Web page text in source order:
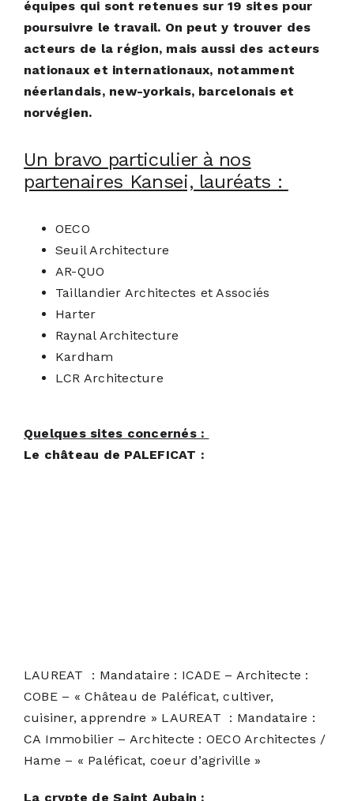
équipes qui sont retenues sur 19 sites pour
poursuivre le travail. On peut y trouver des
acteurs de la région, mais aussi des acteurs
nationaux et internationaux, notamment
néerlandais, new-yorkais, barcelonais et
norvégien.
Un bravo particulier à nos
partenaires Kansei, lauréats :
OECO
Seuil Architecture
AR-QUO
Taillandier Architectes et Associés
Harter
Raynal Architecture
Kardham
LCR Architecture
Quelques sites concernés :
Le château de PALEFICAT :
LAUREAT : Mandataire : ICADE – Architecte :
COBE – « Château de Paléficat, cultiver,
cuisiner, apprendre » LAUREAT : Mandataire :
CA Immobilier – Architecte : OECO Architectes /
Hame – « Paléficat, coeur d’agriville »
La crypte de Saint Aubain :